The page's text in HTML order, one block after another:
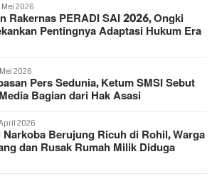
Mei 2026
Rakernas PERADI SAI 2026, Ongki
Pentingnya Adaptasi Hukum Era
2026
Pers Sedunia, Ketum SMSI Sebut
Bagian dari Hak Asasi
April 2026
Berujung Ricuh di Rohil, Warga
dan Rusak Rumah Milik Diduga